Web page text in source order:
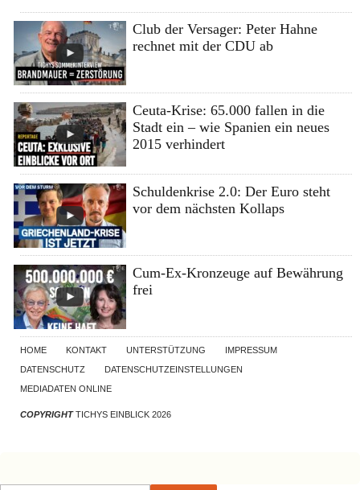
Club der Versager: Peter Hahne
rechnet mit der CDU ab
Ceuta-Krise: 65.000 fallen in die
Stadt ein – wie Spanien ein neues
2015 verhindert
Schuldenkrise 2.0: Der Euro steht
vor dem nächsten Kollaps
Cum-Ex-Kronzeuge auf Bewährung
frei
HOME KONTAKT UNTERSTÜTZUNG
IMPRESSUM
DATENSCHUTZ
DATENSCHUTZEINSTELLUNGEN
MEDIADATEN ONLINE
COPYRIGHTTICHYS EINBLICK 2026